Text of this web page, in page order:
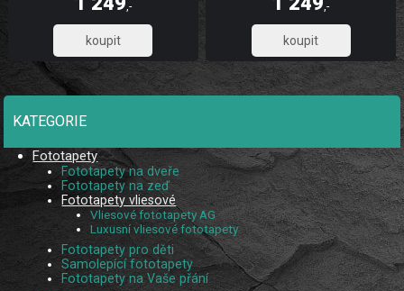
díky UV digitálnímu tisku. Skládá se z
,-
1 032,23
díky UV digitálnímu tisku. Skládá se z
,-
1 032,23
KATEGORIE
Fototapety
Fototapety na dveře
Fototapety na zeď
Fototapety vliesové
Vliesové fototapety AG
Luxusní vliesové fototapety
Fototapety pro děti
Samolepící fototapety
Fototapety na Vaše přání